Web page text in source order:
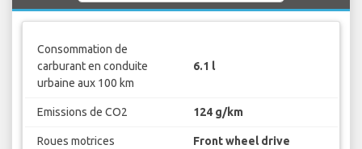
Consommation de
carburant en conduite
urbaine aux 100 km
6.1 l
Emissions de CO2 124 g/km
Roues motrices Front wheel drive